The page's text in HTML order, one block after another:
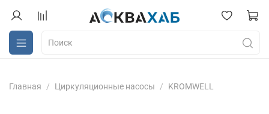
Главная Циркуляционные насосы KROMWELL